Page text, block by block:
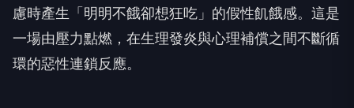
慮時產生「明明不餓卻想狂吃」的假性飢餓感。這是
一場由壓力點燃，在生理發炎與心理補償之間不斷循
環的惡性連鎖反應。